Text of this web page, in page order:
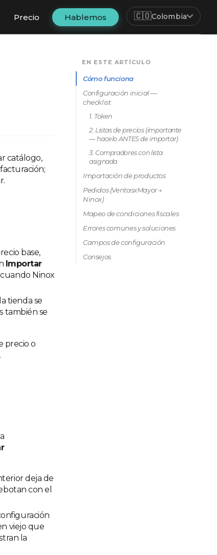
Precio Hablemos 🇨🇴Colombia
catálogo,
base,
Importar
Ninox
tienda se
también se
precio o
deja de
con el
viejo que
la
EN ESTE ARTÍCULO
Cómo funciona
Configuración inicial —
checklist
1. Token
2. Listas de precios (importante
— hacelo ANTES de importar)
3. Compradores con lista
asignada
Importación de productos
Pedidos (VentasxMayor →
Ninox)
Mapeo de condiciones fiscales
Errores comunes y soluciones
Campos de configuración
Consejos